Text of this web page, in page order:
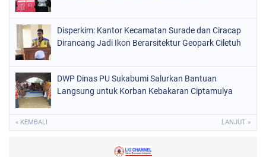
Disperkim: Kantor Kecamatan Surade dan Ciracap
Dirancang Jadi Ikon Berarsitektur Geopark Ciletuh
DWP Dinas PU Sukabumi Salurkan Bantuan
Langsung untuk Korban Kebakaran Ciptamulya
« KEMBALI LANJUT »